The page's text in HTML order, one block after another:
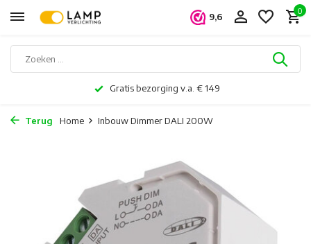
9,6
0
Gratis bezorging v.a. € 149
Terug Home Inbouw Dimmer DALI 200W